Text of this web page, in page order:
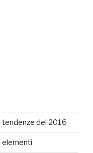
tendenze del 2016
elementi